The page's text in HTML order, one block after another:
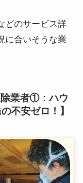
どのサービス詳
に合いそうな業
業者①：ハウ
不安ゼロ！】